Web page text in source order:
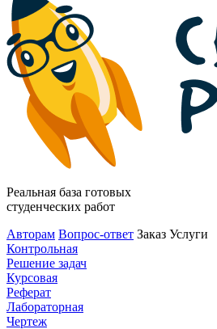
Реальная база готовых
студенческих работ
Авторам Вопрос-ответ Заказ Услуги
Контрольная
Решение задач
Курсовая
Реферат
Лабораторная
Чертеж